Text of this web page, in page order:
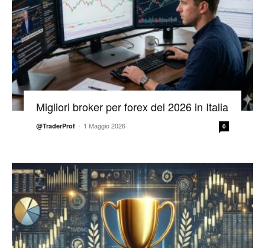
Migliori broker per forex del 2026 in Italia
@TraderProf - 1 Maggio 2026 0